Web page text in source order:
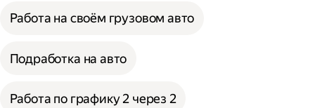
Работа на своём грузовом авто
Подработка на авто
Работа по графику 2 через 2